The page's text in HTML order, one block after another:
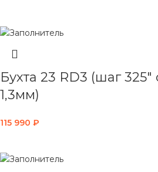
Бухта 23 RD3 (шаг
1,3мм)
115 990 ₽